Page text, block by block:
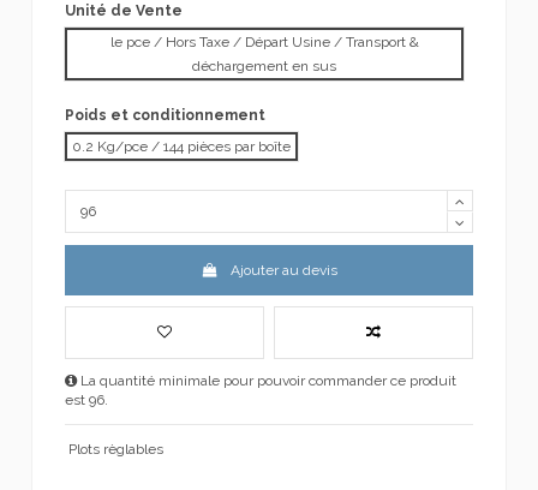
Unité de Vente
le pce / Hors Taxe / Départ Usine / Transport &
déchargement en sus
Poids et conditionnement
0.2 Kg/pce / 144 pièces par boîte
Ajouter au devis
La quantité minimale pour pouvoir commander ce produit
est 96.
Plots règlables